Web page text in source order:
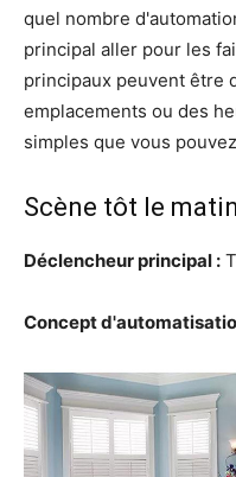
quel nombre
principal aller pour les
principaux peuvent être
emplacements ou des
simples que vous
Scène tôt le matin
Déclencheur principal :
Concept